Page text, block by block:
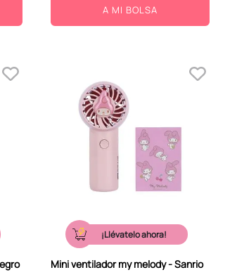
A MI BOLSA
¡Llévatelo ahora!
Mini ventilador my melody - Sanrio